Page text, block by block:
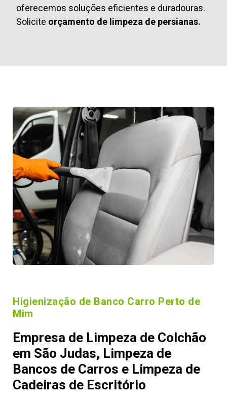
oferecemos soluções eficientes e duradouras.
Solicite orçamento de limpeza de persianas.
Higienização de Banco Carro Perto de
Mim
Empresa de Limpeza de Colchão
em São Judas, Limpeza de
Bancos de Carros e Limpeza de
Cadeiras de Escritório